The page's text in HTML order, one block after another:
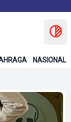
NASIONAL